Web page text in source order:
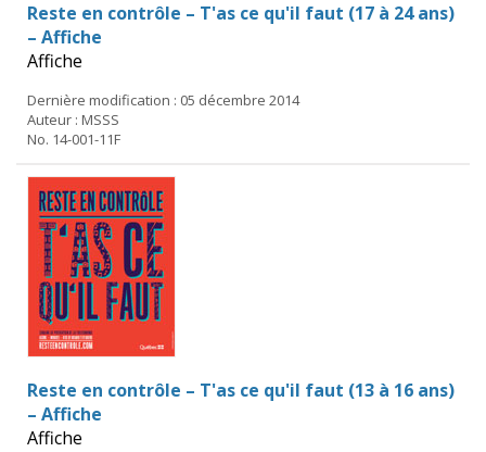
Reste en contrôle – T'as ce qu'il faut (17 à 24 ans)
– Affiche
Affiche
Dernière modification : 05 décembre 2014
Auteur : MSSS
No. 14-001-11F
Reste en contrôle – T'as ce qu'il faut (13 à 16 ans)
– Affiche
Affiche